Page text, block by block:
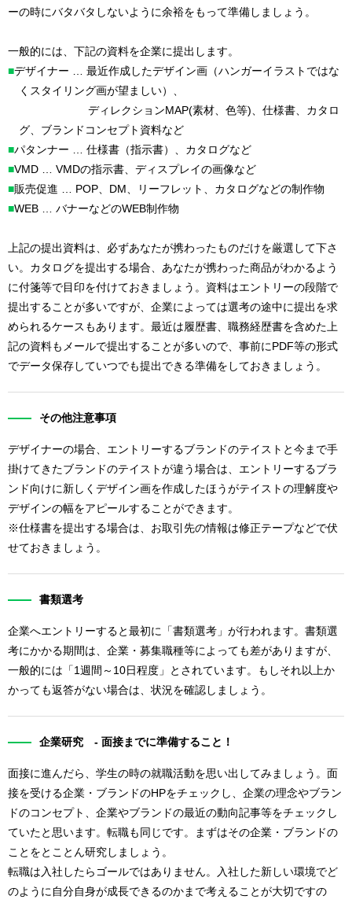
ーの時にバタバタしないように余裕をもって準備しましょう。
一般的には、下記の資料を企業に提出します。
デザイナー … 最近作成したデザイン画（ハンガーイラストではな
くスタイリング画が望ましい）、
ディレクションMAP(素材、色等)、仕様書、カタロ
グ、ブランドコンセプト資料など
パタンナー … 仕様書（指示書）、カタログなど
VMD … VMDの指示書、ディスプレイの画像など
販売促進 … POP、DM、リーフレット、カタログなどの制作物
WEB … バナーなどのWEB制作物
上記の提出資料は、必ずあなたが携わったものだけを厳選して下さ
い。カタログを提出する場合、あなたが携わった商品がわかるよう
に付箋等で目印を付けておきましょう。資料はエントリーの段階で
提出することが多いですが、企業によっては選考の途中に提出を求
められるケースもあります。最近は履歴書、職務経歴書を含めた上
記の資料もメールで提出することが多いので、事前にPDF等の形式
でデータ保存していつでも提出できる準備をしておきましょう。
その他注意事項
デザイナーの場合、エントリーするブランドのテイストと今まで手
掛けてきたブランドのテイストが違う場合は、エントリーするブラ
ンド向けに新しくデザイン画を作成したほうがテイストの理解度や
デザインの幅をアピールすることができます。
※仕様書を提出する場合は、お取引先の情報は修正テープなどで伏
せておきましょう。
書類選考
企業へエントリーすると最初に「書類選考」が行われます。書類選
考にかかる期間は、企業・募集職種等によっても差がありますが、
一般的には「1週間～10日程度」とされています。もしそれ以上か
かっても返答がない場合は、状況を確認しましょう。
企業研究 - 面接までに準備すること！
面接に進んだら、学生の時の就職活動を思い出してみましょう。面
接を受ける企業・ブランドのHPをチェックし、企業の理念やブラン
ドのコンセプト、企業やブランドの最近の動向記事等をチェックし
ていたと思います。転職も同じです。まずはその企業・ブランドの
ことをとことん研究しましょう。
転職は入社したらゴールではありません。入社した新しい環境でど
のように自分自身が成長できるのかまで考えることが大切ですの